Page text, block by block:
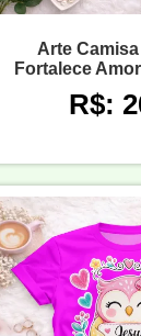
Arte
Fortalece
R$: